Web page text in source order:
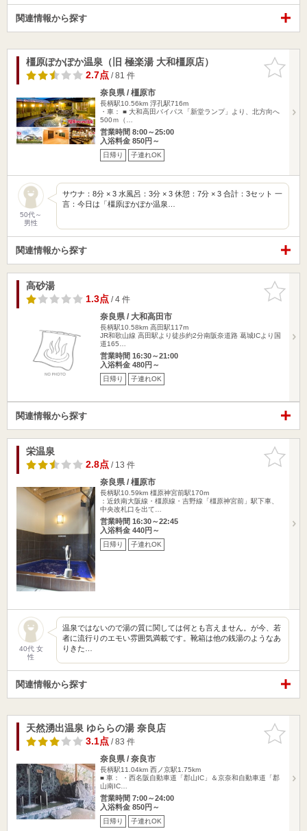
関連情報から探す
お気に入
りに追加
橿原ぽかぽか温泉（旧 極楽湯 大和橿原店）
2.7点/ 81 件
奈良県 / 橿原市
長柄駅10.56km 浮孔駅716m
・車： ■ 大和高田バイパス「新堂ランプ」より、北方向へ
500ｍ（…
営業時間 8:00～25:00
入浴料金 850円～
日帰り 子連れOK
50代～
男性
サウナ：8分 × 3 水風呂：3分 × 3 休憩：7分 × 3 合計：3セット 一
言：今日は「橿原ぽかぽか温泉…
関連情報から探す
お気に入
りに追加
高砂湯
1.3点/ 4 件
奈良県 / 大和高田市
長柄駅10.58km 高田駅117m
JR和歌山線 高田駅より徒歩約2分南阪奈道路 葛城ICより国
道165…
営業時間 16:30～21:00
入浴料金 480円～
日帰り 子連れOK
関連情報から探す
お気に入
りに追加
栄温泉
2.8点/ 13 件
奈良県 / 橿原市
長柄駅10.59km 橿原神宮前駅170m
：近鉄南大阪線・橿原線・吉野線「橿原神宮前」駅下車、
中央改札口を出て…
営業時間 16:30～22:45
入浴料金 440円～
日帰り 子連れOK
40代 女
性
温泉ではないので湯の質に関しては何とも言えません。が今、若
者に流行りのエモい雰囲気満載です。靴箱は他の銭湯のようなあ
りきた…
関連情報から探す
お気に入
りに追加
天然湧出温泉 ゆららの湯 奈良店
3.1点/ 83 件
奈良県 / 奈良市
長柄駅11.04km 西ノ京駅1.75km
■ 車： ・西名阪自動車道「郡山IC」＆京奈和自動車道「郡
山南IC…
営業時間 7:00～24:00
入浴料金 850円～
日帰り 子連れOK